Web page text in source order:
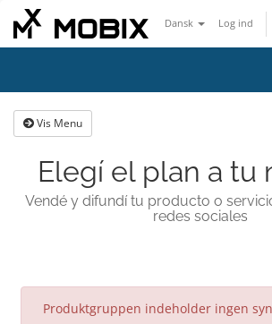
Dansk Log ind
Vis Menu
Elegí el plan a tu
Vendé y difundí tu producto o
redes sociales
Produktgruppen indeholder ingen